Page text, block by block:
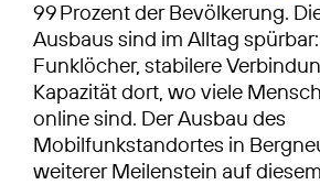
99 Prozent der Bevölkerung.
Ausbaus sind im Alltag
Funklöcher, stabilere
Kapazität dort, wo viele
online sind. Der Ausbau des
Mobilfunkstandortes in
weiterer Meilenstein auf